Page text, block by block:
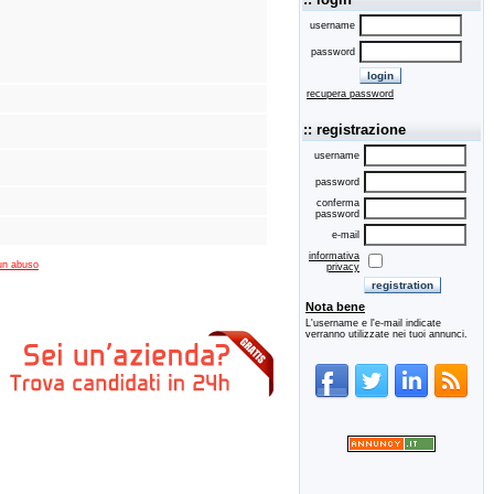
abuso
username
password
recupera password
:: registrazione
username
password
conferma
password
e-mail
informativa
privacy
Nota bene
L'username e l'e-mail indicate
verranno utilizzate nei tuoi annunci.